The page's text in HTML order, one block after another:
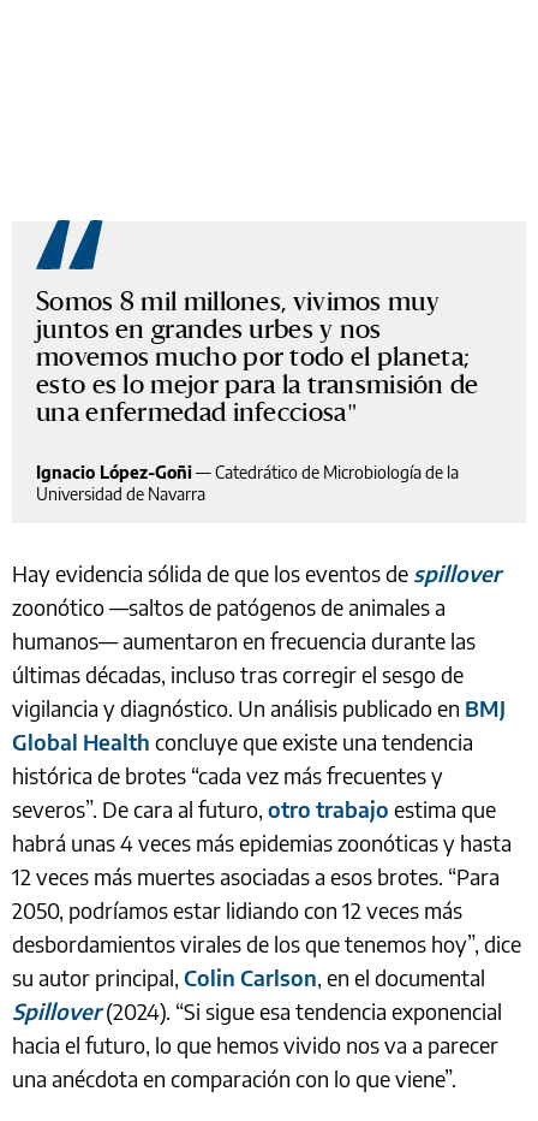
Somos 8 mil millones, vivimos muy
juntos en grandes urbes y nos
movemos mucho por todo el planeta;
esto es lo mejor para la transmisión de
una enfermedad infecciosa
Ignacio López-Goñi—Catedrático de Microbiología de la
Universidad de Navarra
Hay evidencia sólida de que los eventos de spillover
zoonótico —saltos de patógenos de animales a
humanos— aumentaron en frecuencia durante las
últimas décadas, incluso tras corregir el sesgo de
vigilancia y diagnóstico. Un análisis publicado en BMJ
Global Health concluye que existe una tendencia
histórica de brotes “cada vez más frecuentes y
severos”. De cara al futuro, otro trabajo estima que
habrá unas 4 veces más epidemias zoonóticas y hasta
12 veces más muertes asociadas a esos brotes. “Para
2050, podríamos estar lidiando con 12 veces más
desbordamientos virales de los que tenemos hoy”, dice
su autor principal, Colin Carlson, en el documental
Spillover(2024). “Si sigue esa tendencia exponencial
hacia el futuro, lo que hemos vivido nos va a parecer
una anécdota en comparación con lo que viene”.